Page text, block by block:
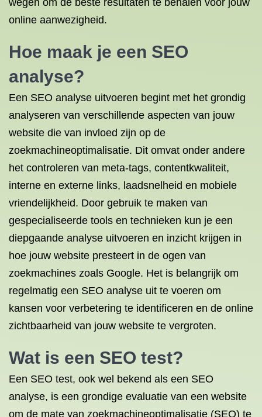
wegen om de beste resultaten te behalen voor jouw
online aanwezigheid.
Hoe maak je een SEO
analyse?
Een SEO analyse uitvoeren begint met het grondig
analyseren van verschillende aspecten van jouw
website die van invloed zijn op de
zoekmachineoptimalisatie. Dit omvat onder andere
het controleren van meta-tags, contentkwaliteit,
interne en externe links, laadsnelheid en mobiele
vriendelijkheid. Door gebruik te maken van
gespecialiseerde tools en technieken kun je een
diepgaande analyse uitvoeren en inzicht krijgen in
hoe jouw website presteert in de ogen van
zoekmachines zoals Google. Het is belangrijk om
regelmatig een SEO analyse uit te voeren om
kansen voor verbetering te identificeren en de online
zichtbaarheid van jouw website te vergroten.
Wat is een SEO test?
Een SEO test, ook wel bekend als een SEO
analyse, is een grondige evaluatie van een website
om de mate van zoekmachineoptimalisatie (SEO) te